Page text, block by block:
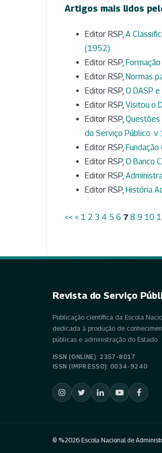
Artigos mais lidos
Editor RSP, A
(1952)
Editor RSP,
Editor RSP, Normas
Editor RSP, O DASP
Editor RSP, Visitou o
Editor RSP, Questões
do Serviço Público:
Editor RSP,
Editor RSP, O Banco
Editor RSP,
Editor RSP, História
<< < 1 2 3 4 5 6 7 8 9 10
Revista do Serviço
Publicação científica da Escola
dedicada à produção de
públicas e administração do Estado.
ISSN (ONLINE): 2357-8017
ISSN (IMPRESSO): 0034-9240
© %2026 Escola Nacional de